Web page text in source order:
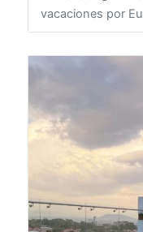
con sus
vacaciones por